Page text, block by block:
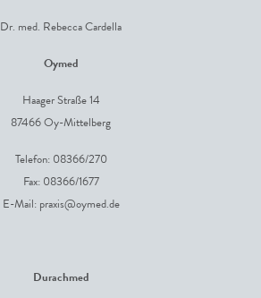
Dr. med. Rebecca Cardella
Oymed
Haager Straße 14
87466 Oy-Mittelberg
Telefon: 08366/270
Fax: 08366/1677
E-Mail: praxis@oymed.de
Durachmed